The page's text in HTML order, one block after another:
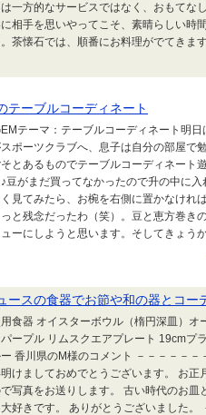
一方的なサービスではなく、おもてな
相手を思いやってこそ、素晴らしい時
茶懐石では、順番にお料理がでてきま
テーブルコーディネート
テーマ：テーブルコーディネート明日
ポーツクラブへ、息子は自分の部屋で
とあるものでテーブルコーディネート
♪豆がまだ買ってなかったので升の中に
見てみたら、お椀を右側に置かなけれ
と残念だったわ（笑）。豆と恵方巻き
ューにしようと思います。そしてきょう
ースの食器でお節や和の器とコー
食器 オイスターボウル（楕円深皿）オ
パープル リムスクエアプレート 19cmプ
香川県のM様のコメント －－－－－－
けましておめでとうございます。 お正
写真をお送りします。 古い時代のお皿
大好きです。 ありがとうございました